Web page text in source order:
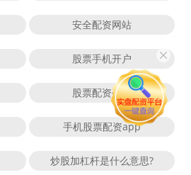
安全配资网站
股票手机开户
股票配资公司
手机股票配资app
炒股加杠杆是什么意思?